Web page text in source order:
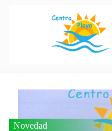
Novedad